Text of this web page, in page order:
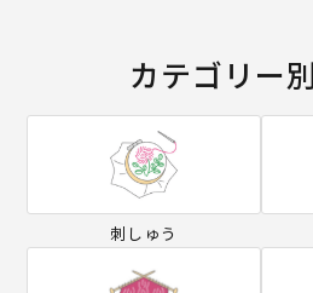
カテゴリー
刺しゅう